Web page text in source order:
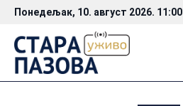
Понедељак, 10. август 2026. 11:00